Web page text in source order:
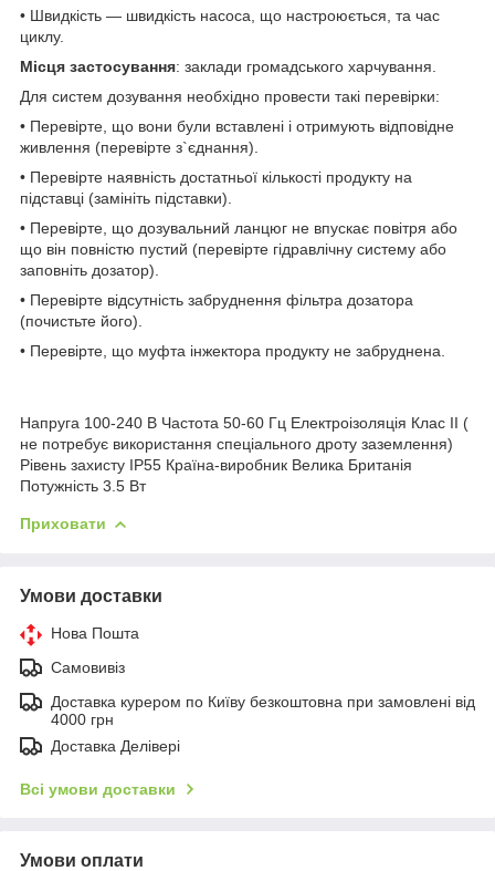
• Швидкість — швидкість насоса, що настроюється, та час
циклу.
Місця застосування: заклади громадського харчування.
Для систем дозування необхідно провести такі перевірки:
• Перевірте, що вони були вставлені і отримують відповідне
живлення (перевірте з`єднання).
• Перевірте наявність достатньої кількості продукту на
підставці (замініть підставки).
• Перевірте, що дозувальний ланцюг не впускає повітря або
що він повністю пустий (перевірте гідравлічну систему або
заповніть дозатор).
• Перевірте відсутність забруднення фільтра дозатора
(почистьте його).
• Перевірте, що муфта інжектора продукту не забруднена.
Напруга 100-240 В Частота 50-60 Гц Електроізоляція Клас II (
не потребує використання спеціального дроту заземлення)
Рівень захисту IP55 Країна-виробник Велика Британія
Потужність 3.5 Вт
Приховати
Умови доставки
Нова Пошта
Самовивіз
Доставка курером по Київу безкоштовна при замовлені від
4000 грн
Доставка Делівері
Всі умови доставки
Умови оплати